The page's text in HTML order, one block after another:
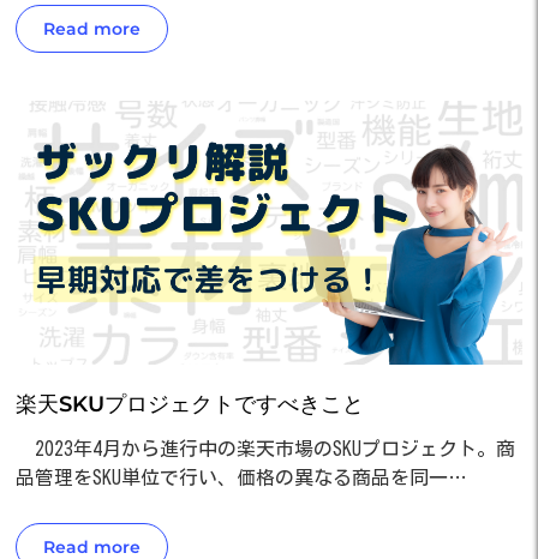
Read more
楽天SKUプロジェクトですべきこと
2023年4月から進行中の楽天市場のSKUプロジェクト。商
品管理をSKU単位で行い、価格の異なる商品を同一…
Read more